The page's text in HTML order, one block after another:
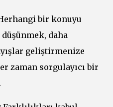
bir konuyu
daha
geliştirmenize
zaman sorgulayıcı bir